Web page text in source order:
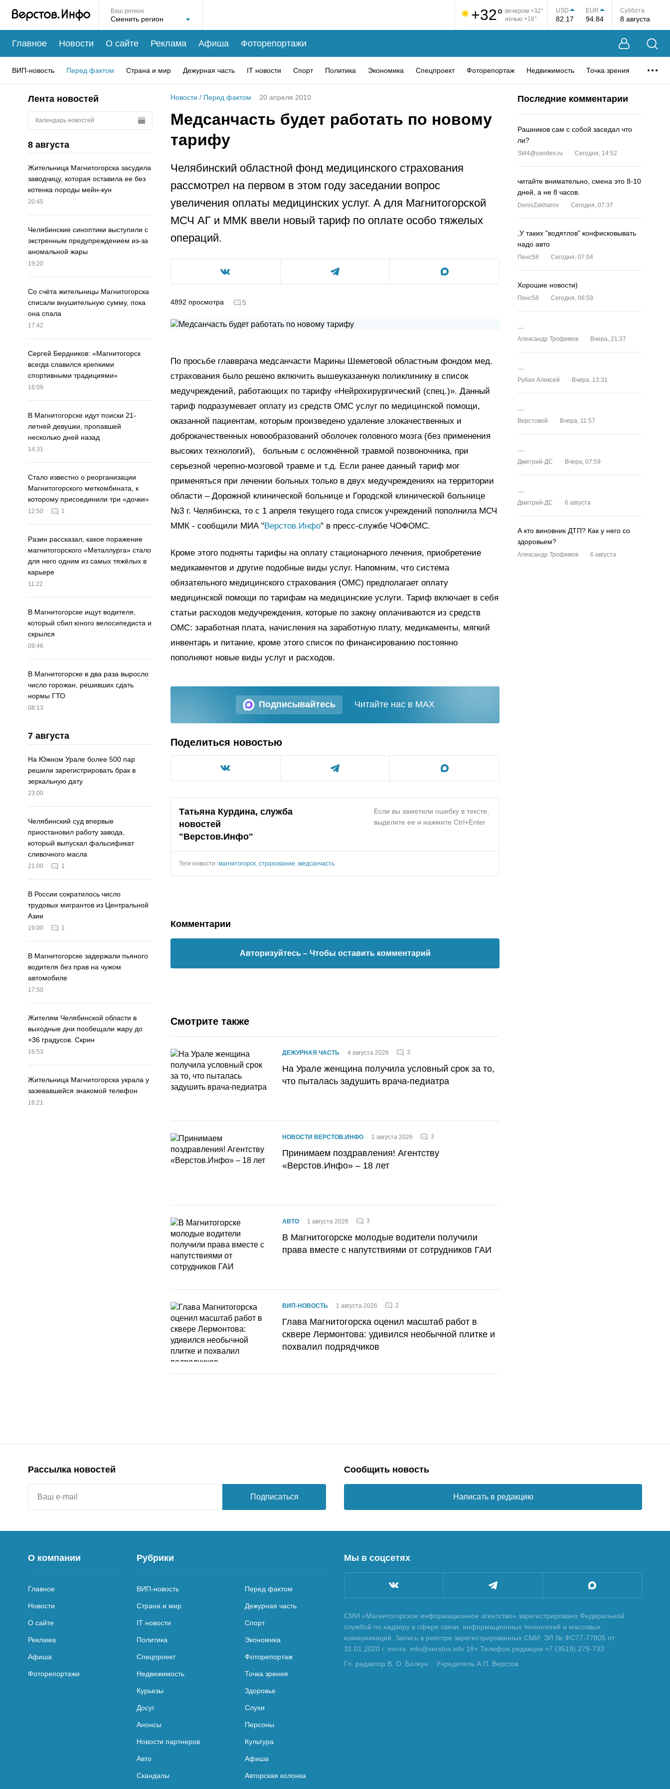
Ваш регион +32° вечером +32°
ночью +18°
USD
82.17
EUR
94.84
Суббота
8 августа
Главное Новости О сайте Реклама Афиша Фоторепортажи
ВИП-новость Перед фактом Страна и мир Дежурная часть IT новости Спорт Политика Экономика Спецпроект Фоторепортаж Недвижимость Точка зрения
Лента новостей
Календарь новостей
8 августа
Жительница Магнитогорска засудила
заводчицу, которая оставила ее без
котенка породы мейн-кун
20:45
Челябинские синоптики выступили с
экстренным предупреждением из-за
аномальной жары
19:20
Со счёта жительницы Магнитогорска
списали внушительную сумму, пока
она спала
17:42
Сергей Бердников: «Магнитогорск
всегда славился крепкими
спортивными традициями»
16:09
В Магнитогорске идут поиски 21-
летней девушки, пропавшей
несколько дней назад
14:31
Стало известно о реорганизации
Магнитогорского меткомбината, к
которому присоединили три «дочки»
12:50 1
Разин рассказал, какое поражение
магнитогорского «Металлурга» стало
для него одним из самых тяжёлых в
карьере
11:22
В Магнитогорске ищут водителя,
который сбил юного велосипедиста и
скрылся
09:46
В Магнитогорске в два раза выросло
число горожан, решивших сдать
нормы ГТО
08:13
7 августа
На Южном Урале более 500 пар
решили зарегистрировать брак в
зеркальную дату
23:00
Челябинский суд впервые
приостановил работу завода,
который выпускал фальсификат
сливочного масла
21:00 1
В России сократилось число
трудовых мигрантов из Центральной
Азии
19:00 1
В Магнитогорске задержали пьяного
водителя без прав на чужом
автомобиле
17:50
Жителям Челябинской области в
выходные дни пообещали жару до
+36 градусов. Скрин
16:53
Жительница Магнитогорска украла у
зазевавшейся знакомой телефон
16:21
Новости / Перед фактом 20 апреля 2010
Медсанчасть будет работать по новому
тарифу
Челябинский областной фонд медицинского страхования
рассмотрел на первом в этом году заседании вопрос
увеличения оплаты медицинских услуг. А для Магнитогорской
МСЧ АГ и ММК ввели новый тариф по оплате особо тяжелых
операций.
4892 просмотра 5
По просьбе главврача медсанчасти Марины Шеметовой областным фондом мед.
страхования было решено включить вышеуказанную поликлинику в список
медучреждений, работающих по тарифу «Нейрохирургический (спец.)». Данный
тариф подразумевает оплату из средств ОМС услуг по медицинской помощи,
оказанной пациентам, которым произведено удаление злокачественных и
доброкачественных новообразований оболочек головного мозга (без применения
высоких технологий), больным с осложнённой травмой позвоночника, при
серьезной черепно-мозговой травме и т.д. Если ранее данный тариф мог
применяться при лечении больных только в двух медучреждениях на территории
области – Дорожной клинической больнице и Городской клинической больнице
№3 г. Челябинска, то с 1 апреля текущего года список учреждений пополнила МСЧ
ММК - сообщили МИА "Верстов.Инфо" в пресс-службе ЧОФОМС.
Кроме этого подняты тарифы на оплату стационарного лечения, приобретение
медикаментов и другие подобные виды услуг. Напомним, что система
обязательного медицинского страхования (ОМС) предполагает оплату
медицинской помощи по тарифам на медицинские услуги. Тариф включает в себя
статьи расходов медучреждения, которые по закону оплачиваются из средств
ОМС: заработная плата, начисления на заработную плату, медикаменты, мягкий
инвентарь и питание, кроме этого список по финансированию постоянно
пополняют новые виды услуг и расходов.
Подписывайтесь Читайте нас в MAX
Поделиться новостью
Татьяна Курдина, служба
новостей
"Верстов.Инфо"
Если вы заметили ошибку в тексте,
выделите ее и нажмите Ctrl+Enter
Теги новости: магнитогорск страхование медсанчасть
Комментарии
Авторизуйтесь – Чтобы оставить комментарий
Смотрите также
ДЕЖУРНАЯ ЧАСТЬ 4 августа 2026 3
На Урале женщина получила условный срок за то,
что пыталась задушить врача-педиатра
НОВОСТИ ВЕРСТОВ.ИНФО 1 августа 2026 3
Принимаем поздравления! Агентству
«Верстов.Инфо» – 18 лет
АВТО 1 августа 2026 3
В Магнитогорске молодые водители получили
права вместе с напутствиями от сотрудников ГАИ
ВИП-НОВОСТЬ 1 августа 2026 2
Глава Магнитогорска оценил масштаб работ в
сквере Лермонтова: удивился необычной плитке и
похвалил подрядчиков
Последние комментарии
Рашников сам с собой заседал что
ли?
St44@yandex.ru Сегодня, 14:52
читайте внимательно, смена это 8-10
дней, а не 8 часов.
DenisZakharov Сегодня, 07:37
,У таких "водятлов" конфисковывать
надо авто
Пенс58 Сегодня, 07:04
Хорошие новости)
Пенс58 Сегодня, 06:59
Александр Трофимов Вчера, 21:37
Рубан Алексей Вчера, 13:31
Верстовой Вчера, 11:57
Дмитрий-ДС Вчера, 07:59
Дмитрий-ДС 6 августа
А кто виновник ДТП? Как у него со
здоровьем?
Александр Трофимов 6 августа
Рассылка новостей
Подписаться
Сообщить новость
Написать в редакцию
О компании
Главное
Новости
О сайте
Реклама
Афиша
Фоторепортажи
Рубрики
ВИП-новость Перед фактом
Страна и мир Дежурная часть
IT новости Спорт
Политика Экономика
Спецпроект Фоторепортаж
Недвижимость Точка зрения
Курьезы Здоровье
Досуг Слухи
Анонсы Персоны
Новости партнеров Культура
Авто Афиша
Скандалы Авторская колонка
Мы в соцсетях
СМИ «Магнитогорское информационное агентство» зарегистрировано Федеральной
службой по надзору в сфере связи, информационных технологий и массовых
коммуникаций. Запись в реестре зарегистрированных СМИ: ЭЛ № ФС77-77805 от
31.01.2020 г. почта: info@verstov.info 18+ Телефон редакции +7 (3519) 279-733
Гл. редактор В. О. Болкун
Учредитель А.П. Верстов